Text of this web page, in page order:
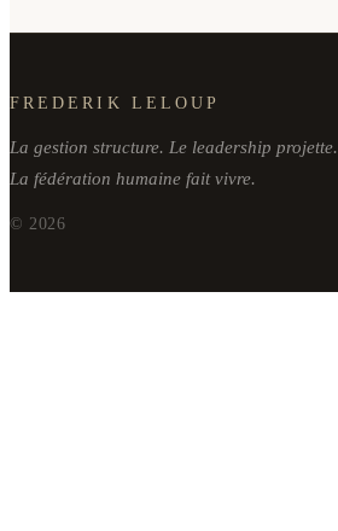
FREDERIK LELOUP
La gestion structure. Le leadership projette.
La fédération humaine fait vivre.
© 2026